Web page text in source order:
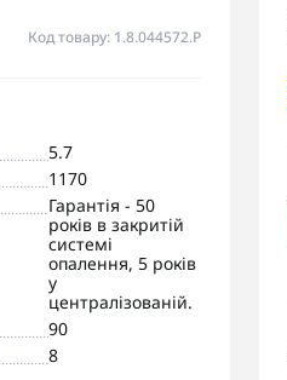
Код товару: 1.8.044572.P
5.7
1170
Гарантія - 50
років в закритій
системі
опалення, 5 років
у
централізованій.
90
8